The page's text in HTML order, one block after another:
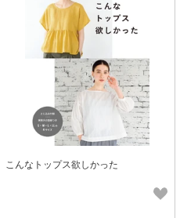
こんなトップス欲しかった